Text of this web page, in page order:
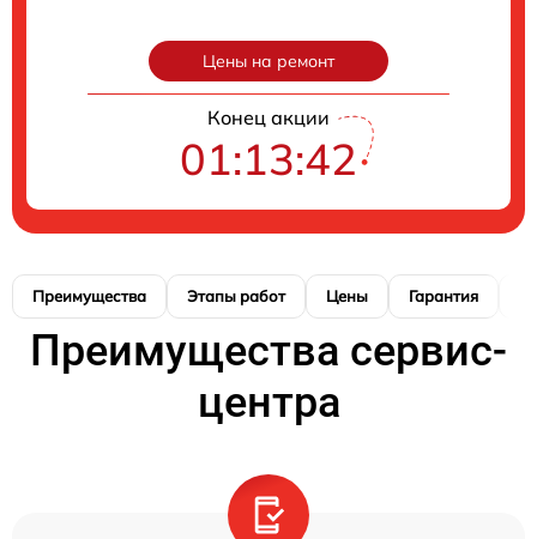
Цены на ремонт
Конец акции
01:13:42
Преимущества Этапы работ Цены Гарантия
Преимущества сервис-
центра